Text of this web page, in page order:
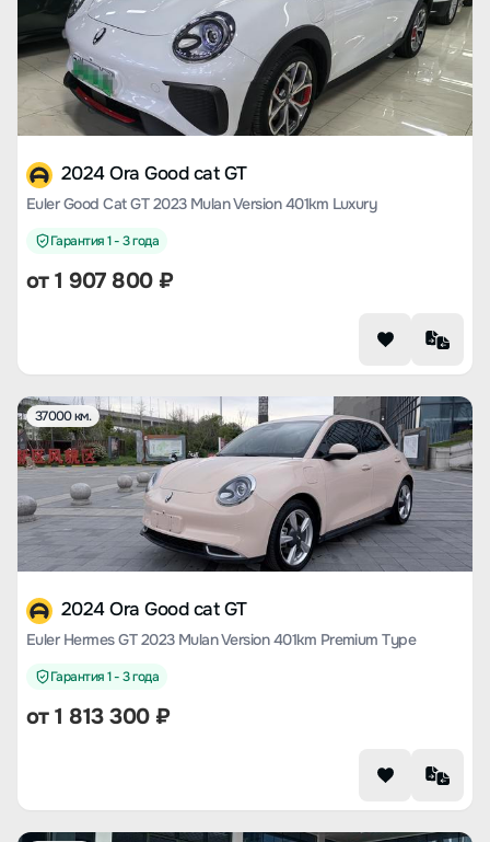
2024 Ora Good cat GT
Euler Good Cat GT 2023 Mulan Version 401km Luxury
Гарантия 1 - 3 года
от1 907 800₽
37000 км.
2024 Ora Good cat GT
Euler Hermes GT 2023 Mulan Version 401km Premium Type
Гарантия 1 - 3 года
от1 813 300₽